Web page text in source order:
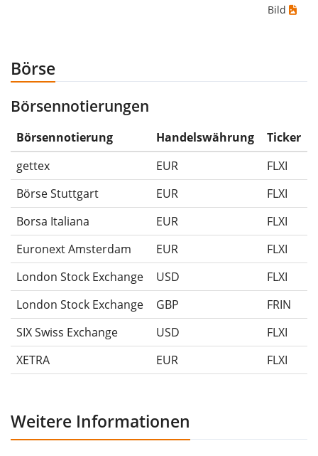
-50%.
Die Wertentwicklungsangaben für ETFs beinhalten
Ausschüttungen (falls vorhanden).
Bild
Börse
Börsennotierungen
Börsennotierung Handelswährung
Ticker
gettex
EUR
FLXI
Börse Stuttgart
EUR
FLXI
Borsa Italiana
EUR
FLXI
Euronext Amsterdam
EUR
FLXI
London Stock Exchange
USD
FLXI
London Stock Exchange
GBP
FRIN
SIX Swiss Exchange
USD
FLXI
XETRA
EUR FLXI
Weitere Informationen